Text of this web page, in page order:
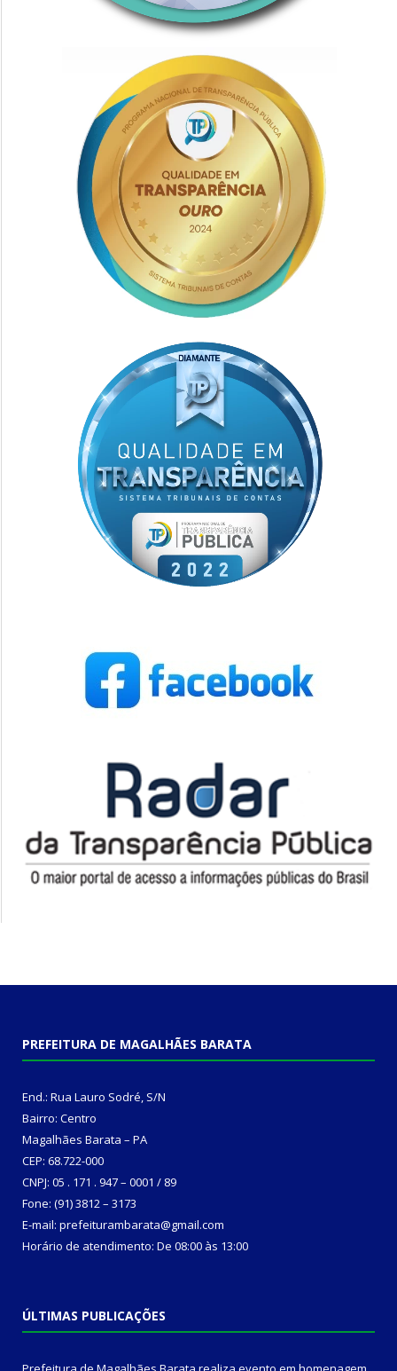
PREFEITURA DE MAGALHÃES BARATA
End.: Rua Lauro Sodré, S/N
Bairro: Centro
Magalhães Barata – PA
CEP: 68.722-000
CNPJ: 05 . 171 . 947 – 0001 / 89
Fone: (91) 3812 – 3173
E-mail: prefeiturambarata@gmail.com
Horário de atendimento: De 08:00 às 13:00
ÚLTIMAS PUBLICAÇÕES